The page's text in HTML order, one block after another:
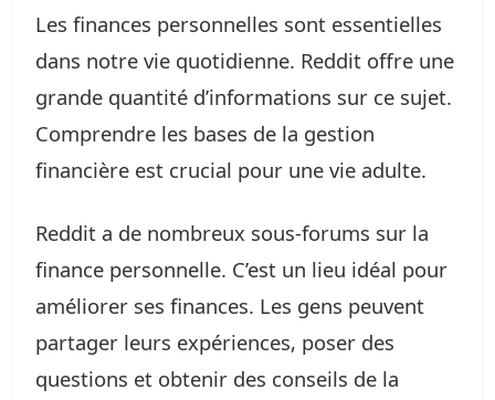
Les finances personnelles sont essentielles
dans notre vie quotidienne. Reddit offre une
grande quantité d’informations sur ce sujet.
Comprendre les bases de la gestion
financière est crucial pour une vie adulte.
Reddit a de nombreux sous-forums sur la
finance personnelle. C’est un lieu idéal pour
améliorer ses finances. Les gens peuvent
partager leurs expériences, poser des
questions et obtenir des conseils de la